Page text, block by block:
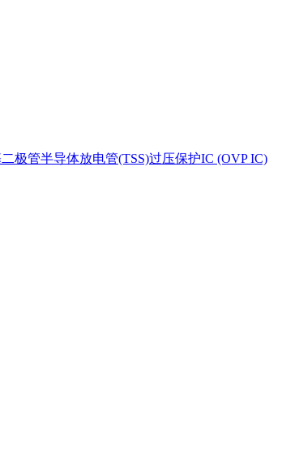
极管半导体放电管(TSS)过压保护IC (OVP IC)